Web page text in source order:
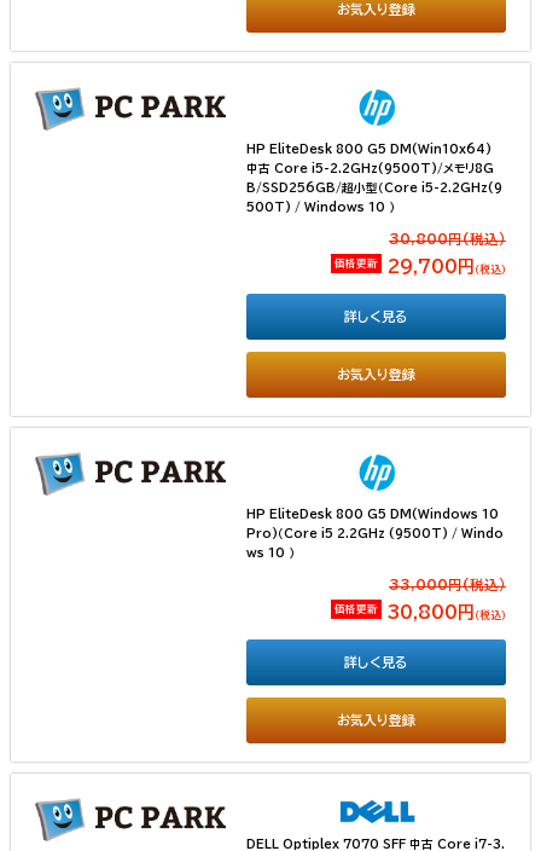
お気入り登録
HP EliteDesk 800 G5 DM(Win10x64)
中古 Core i5-2.2GHz(9500T)/メモリ8G
B/SSD256GB/超小型（Core i5-2.2GHz(9
500T) / Windows 10 ）
30,800円(税込）
価格更新 29,700円 （税込）
お気入り登録
詳しく見る
HP EliteDesk 800 G5 DM(Windows 10
Pro)（Core i5 2.2GHz (9500T) / Windo
ws 10 ）
33,000円(税込）
価格更新 30,800円 （税込）
お気入り登録
詳しく見る
DELL Optiplex 7070 SFF 中古 Core i7-3.